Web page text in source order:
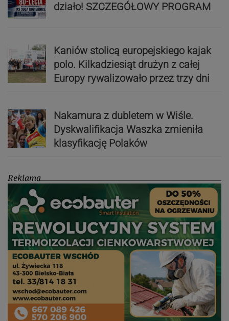
działo! SZCZEGÓŁOWY PROGRAM
Kaniów stolicą europejskiego kajak
polo. Kilkadziesiąt drużyn z całej
Europy rywalizowało przez trzy dni
Nakamura z dubletem w Wiśle.
Dyskwalifikacja Waszka zmieniła
klasyfikację Polaków
Reklama